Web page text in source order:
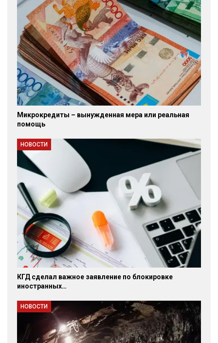
Микрокредиты – вынужденная мера или реальная
помощь
НОВОСТИ
КГД сделал важное заявление по блокировке
иностранных…
НОВОСТИ